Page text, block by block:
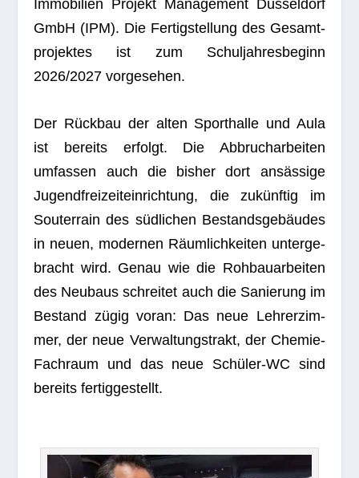
Immo­bi­lien Pro­jekt Manage­ment Düs­sel­dorf
GmbH (IPM). Die Fer­tig­stel­lung des Gesamt­
pro­jek­tes ist zum Schul­jah­res­be­ginn
2026/2027 vorgesehen.
Der Rück­bau der alten Sport­halle und Aula
ist bereits erfolgt. Die Abbruch­ar­bei­ten
umfas­sen auch die bis­her dort ansäs­sige
Jugend­frei­zeit­ein­rich­tung, die zukünf­tig im
Sou­ter­rain des süd­li­chen Bestands­ge­bäu­des
in neuen, moder­nen Räum­lich­kei­ten unter­ge­
bracht wird. Genau wie die Roh­bau­ar­bei­ten
des Neu­baus schrei­tet auch die Sanie­rung im
Bestand zügig voran: Das neue Leh­rer­zim­
mer, der neue Ver­wal­tungs­trakt, der Che­mie-
Fach­raum und das neue Schü­ler-WC sind
bereits fertiggestellt.